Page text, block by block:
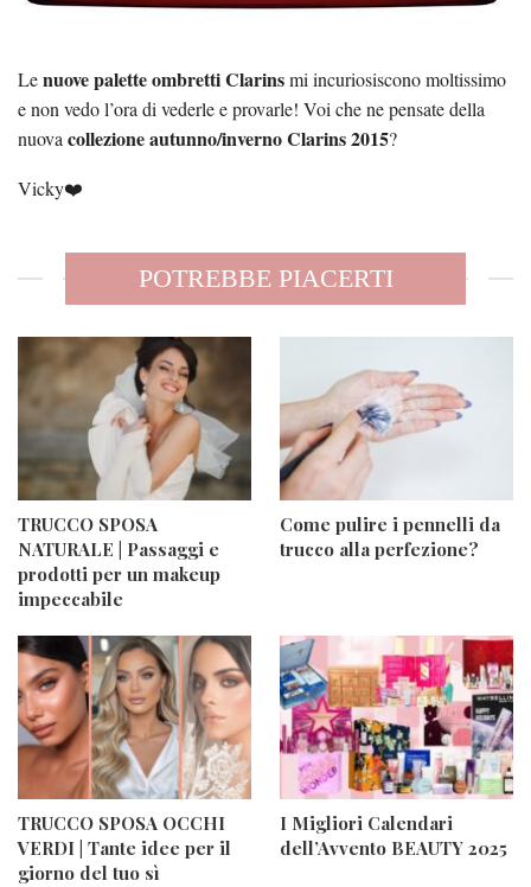
Lenuove palette ombretti Clarinsmi incuriosiscono moltissimo
e non vedo l’ora di vederle e provarle! Voi che ne pensate della
nuova collezione autunno/inverno Clarins 2015?
Vicky❤️
POTREBBE PIACERTI
TRUCCO SPOSA
NATURALE | Passaggi e
prodotti per un makeup
impeccabile
Come pulire i pennelli da
trucco alla perfezione?
TRUCCO SPOSA OCCHI
VERDI | Tante idee per il
giorno del tuo sì
I Migliori Calendari
dell’Avvento BEAUTY 2025